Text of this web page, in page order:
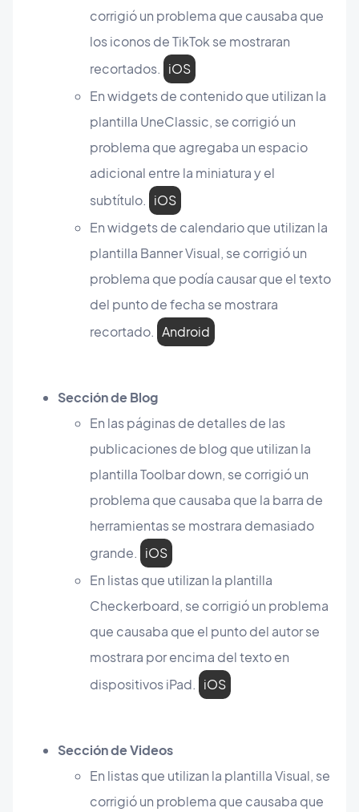
corrigió un problema que causaba que
los iconos de TikTok se mostraran
recortados. iOS
En widgets de contenido que utilizan la
plantilla UneClassic, se corrigió un
problema que agregaba un espacio
adicional entre la miniatura y el
subtítulo. iOS
En widgets de calendario que utilizan la
plantilla Banner Visual, se corrigió un
problema que podía causar que el texto
del punto de fecha se mostrara
recortado. Android
Sección de Blog
En las páginas de detalles de las
publicaciones de blog que utilizan la
plantilla Toolbar down, se corrigió un
problema que causaba que la barra de
herramientas se mostrara demasiado
grande. iOS
En listas que utilizan la plantilla
Checkerboard, se corrigió un problema
que causaba que el punto del autor se
mostrara por encima del texto en
dispositivos iPad. iOS
Sección de Videos
En listas que utilizan la plantilla Visual, se
corrigió un problema que causaba que